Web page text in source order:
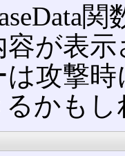
が表
は攻撃
るかも